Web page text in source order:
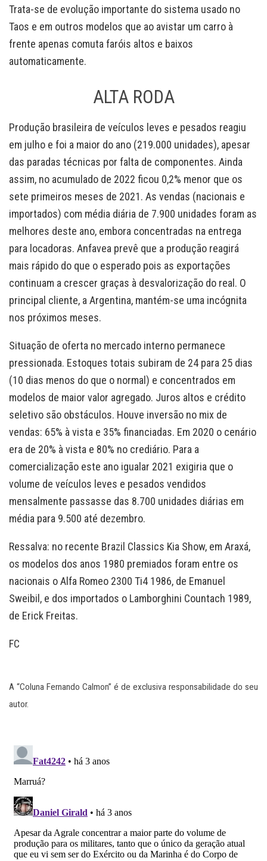
Trata-se de evolução importante do sistema usado no
Taos e em outros modelos que ao avistar um carro à
frente apenas comuta faróis altos e baixos
automaticamente.
ALTA RODA
Produção brasileira de veículos leves e pesados reagiu
em julho e foi a maior do ano (219.000 unidades), apesar
das paradas técnicas por falta de componentes. Ainda
assim, no acumulado de 2022 ficou 0,2% menor que os
sete primeiros meses de 2021. As vendas (nacionais e
importados) com média diária de 7.900 unidades foram as
melhores deste ano, embora concentradas na entrega
para locadoras. Anfavea prevê que a produção reagirá
mais rápido do que o esperado pois as exportações
continuam a crescer graças à desvalorização do real. O
principal cliente, a Argentina, mantém-se uma incógnita
nos próximos meses.
Situação de oferta no mercado interno permanece
pressionada. Estoques totais subiram de 24 para 25 dias
(10 dias menos do que o normal) e concentrados em
modelos de maior valor agregado. Juros altos e crédito
seletivo são obstáculos. Houve inversão no mix de
vendas: 65% à vista e 35% financiadas. Em 2020 o cenário
era de 20% à vista e 80% no crediário. Para a
comercialização este ano igualar 2021 exigiria que o
volume de veículos leves e pesados vendidos
mensalmente passasse das 8.700 unidades diárias em
média para 9.500 até dezembro.
Ressalva: no recente Brazil Classics Kia Show, em Araxá,
os modelos dos anos 1980 premiados foram entre os
nacionais o Alfa Romeo 2300 Ti4 1986, de Emanuel
Sweibil, e dos importados o Lamborghini Countach 1989,
de Erick Freitas.
FC
A “Coluna Fernando Calmon” é de exclusiva responsabilidade do seu
autor.